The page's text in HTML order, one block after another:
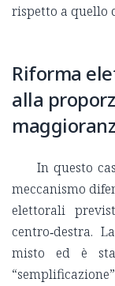
rispetto a quello
Riforma
alla
In questo
meccanismo
elettorali
centro‑destra.
misto ed è